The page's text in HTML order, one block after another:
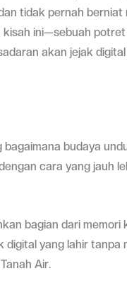
tidak pernah berniat
kisah ini—sebuah
akan jejak
budaya
cara yang jauh
bagian dari memori
yang lahir tanpa
Air.